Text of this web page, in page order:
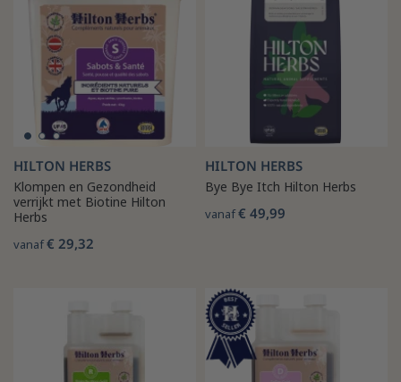
HILTON HERBS
Klompen en Gezondheid
verrijkt met Biotine Hilton
Herbs
vanaf€ 29,32
HILTON HERBS
Bye Bye Itch Hilton Herbs
vanaf€ 49,99